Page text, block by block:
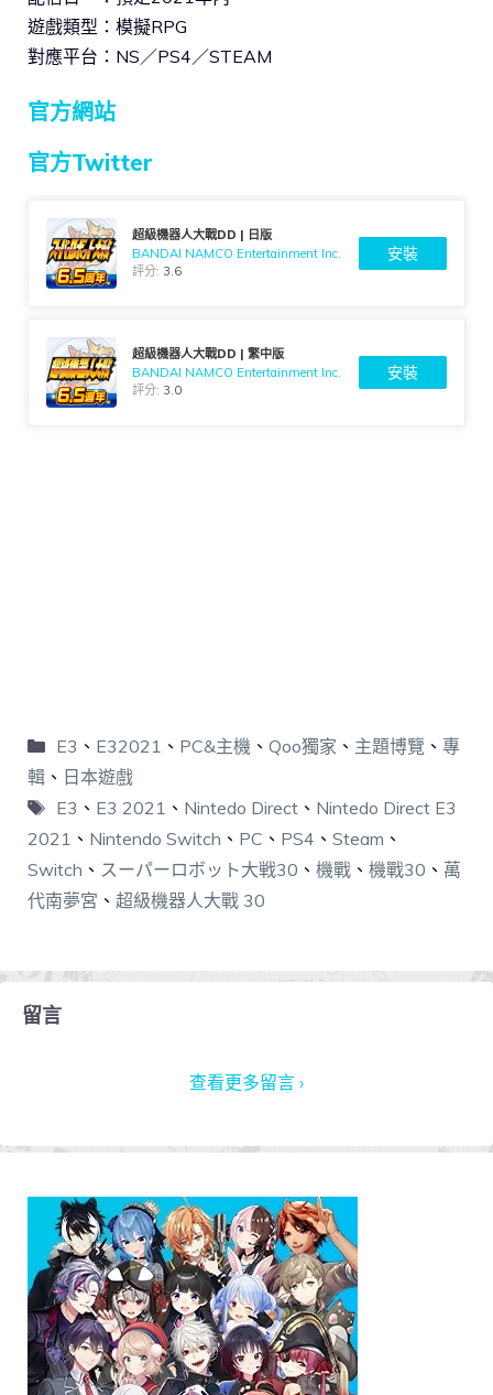
遊戲類型：模擬RPG
對應平台：NS／PS4／STEAM
官方網站
官方Twitter
超級機器人大戰DD | 日版
BANDAI NAMCO Entertainment Inc.
評分: 3.6
安裝
超級機器人大戰DD | 繁中版
BANDAI NAMCO Entertainment Inc.
評分: 3.0
安裝
E3 、 E32021 、 PC&主機 、 Qoo獨家 、 主題博覽 、 專
輯 、 日本遊戲
E3 、 E3 2021 、 Nintedo Direct、 Nintedo Direct E3
2021 、 Nintendo Switch 、 PC 、 PS4 、 Steam 、
Switch 、 スーパーロボット大戦30 、 機戰 、 機戰30 、 萬
代南夢宮 、 超級機器人大戰 30
留言
查看更多留言 ›